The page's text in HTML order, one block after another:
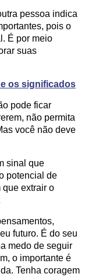
pessoa indica
pois o
É por meio
suas
os significados
pode ficar
não permita
você não deve
sinal que
potencial de
que extrair o
futuro. É do seu
medo de seguir
o importante é
Tenha coragem